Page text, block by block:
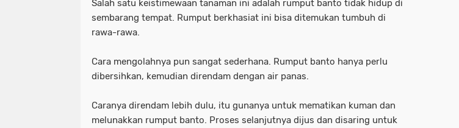
Salah satu keistimewaan tanaman ini adalah rumput banto tidak hidup di
sembarang tempat. Rumput berkhasiat ini bisa ditemukan tumbuh di
rawa-rawa.
Cara mengolahnya pun sangat sederhana. Rumput banto hanya perlu
dibersihkan, kemudian direndam dengan air panas.
Caranya direndam lebih dulu, itu gunanya untuk mematikan kuman dan
melunakkan rumput banto. Proses selanjutnya dijus dan disaring untuk